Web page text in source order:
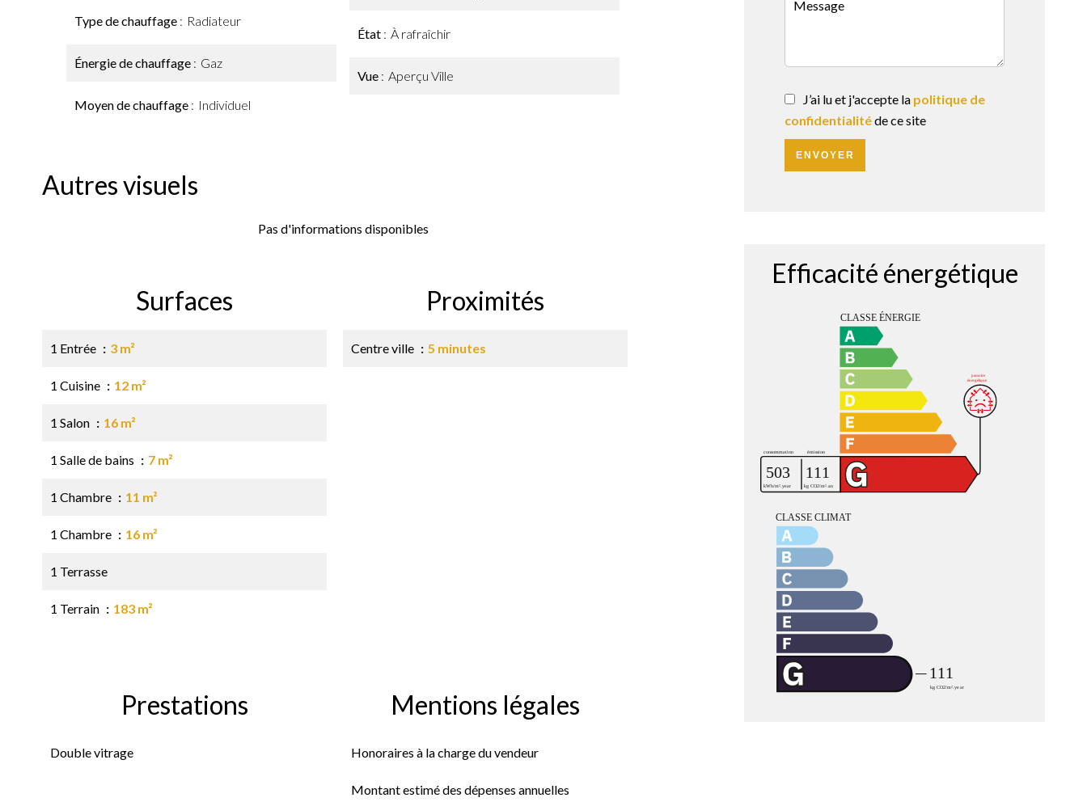
Type de chauffage Radiateur
Énergie de chauffage Gaz
Moyen de chauffage Individuel
État À rafraîchir
Vue Aperçu Ville
Autres visuels
Pas d'informations disponibles
Surfaces
1 Entrée 3 m²
1 Cuisine 12 m²
1 Salon 16 m²
1 Salle de bains 7 m²
1 Chambre 11 m²
1 Chambre 16 m²
1 Terrasse
1 Terrain 183 m²
Proximités
Centre ville 5 minutes
Prestations
Double vitrage
Mentions légales
Honoraires à la charge du vendeur
Montant estimé des dépenses annuelles
J’ai lu et j'accepte la politique de
confidentialitéde ce site
ENVOYER
Efficacité énergétique